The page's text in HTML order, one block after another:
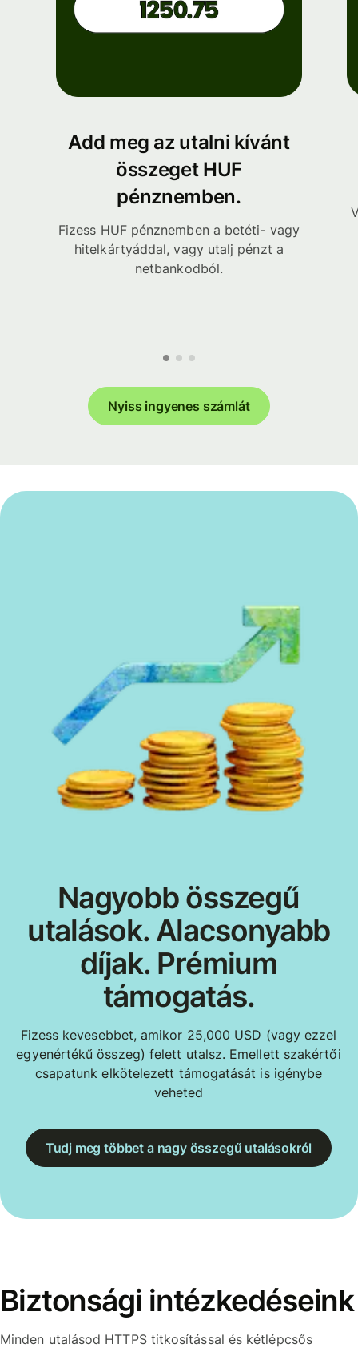
Add meg az utalni kívánt
összeget HUF
pénznemben.
Fizess HUF pénznemben a betéti- vagy
hitelkártyáddal, vagy utalj pénzt a
netbankodból.
Nyiss ingyenes számlát
Nagyobb összegű
utalások. Alacsonyabb
díjak. Prémium
támogatás.
Fizess kevesebbet, amikor 25,000 USD (vagy ezzel
egyenértékű összeg) felett utalsz. Emellett szakértői
csapatunk elkötelezett támogatását is igénybe
veheted
Tudj meg többet a nagy összegű utalásokról
Biztonsági intézkedéseink
Minden utalásod HTTPS titkosítással és kétlépcsős